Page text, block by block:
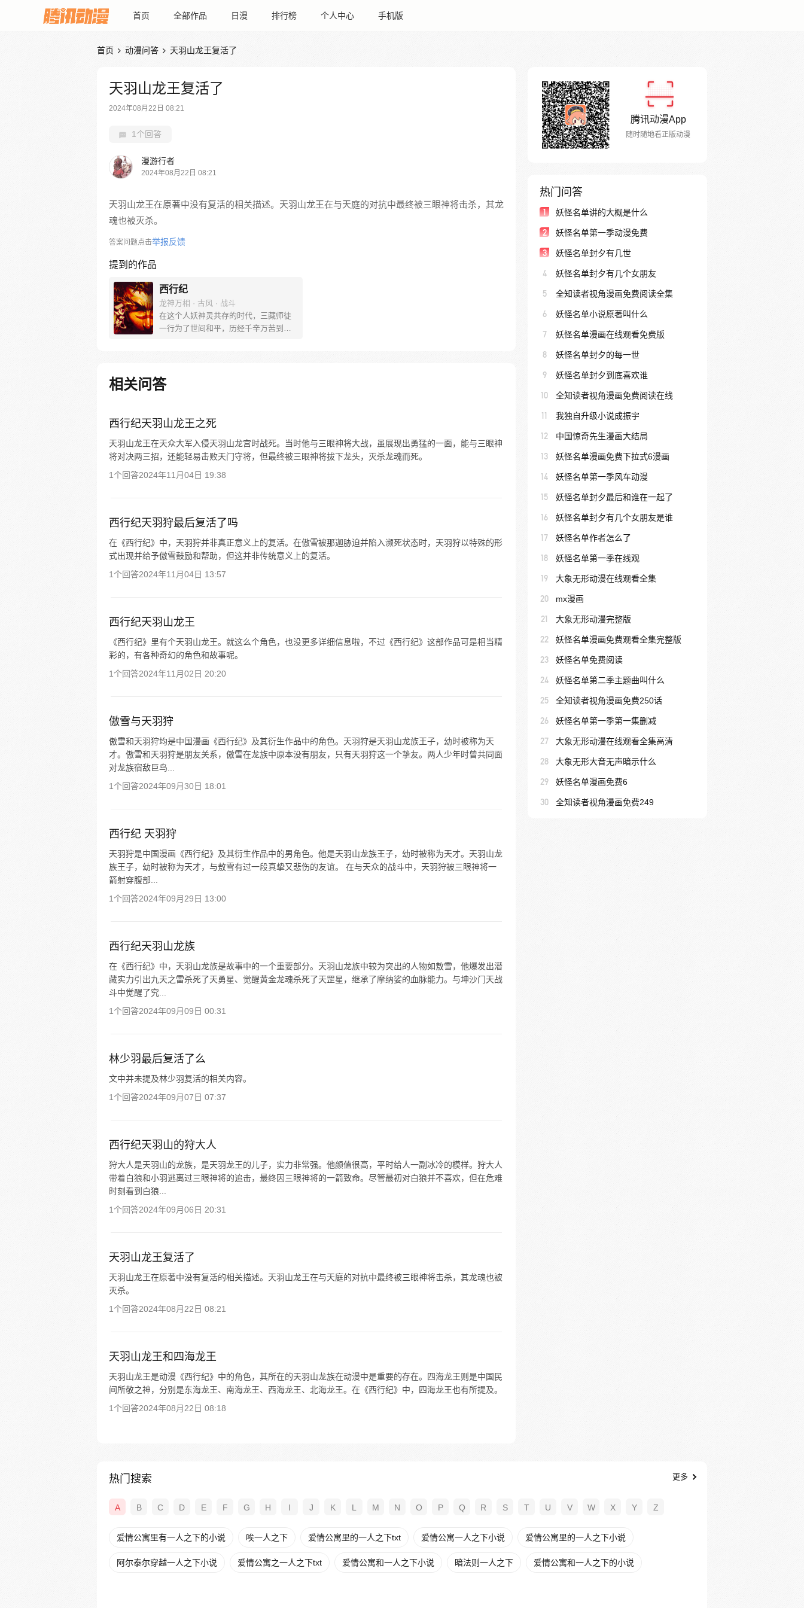
首页 全部作品 日漫 排行榜 个人中心 手机版
首页  动漫问答  天羽山龙王复活了
天羽山龙王复活了
2024年08月22日 08:21
1个回答
漫游行者
2024年08月22日 08:21
天羽山龙王在原著中没有复活的相关描述。天羽山龙王在与天庭的对抗中最终被三眼神将击杀，其龙
魂也被灭杀。
答案问题点击举报反馈
提到的作品
西行纪
龙神万相 · 古风 · 战斗
在这个人妖神灵共存的时代，三藏师徒
一行为了世间和平，历经千辛万苦到达
位，小狼妖白狼不辞万难，找到唐三藏
大法师，和他一起重新寻回徒弟们，组
旅……
相关问答
西行纪天羽山龙王之死
天羽山龙王在天众大军入侵天羽山龙宫时战死。当时他与三眼神将大战，虽展现出勇猛的一面，能与三眼神
将对决两三招，还能轻易击败天门守将，但最终被三眼神将拔下龙头，灭杀龙魂而死。
1个回答2024年11月04日 19:38
西行纪天羽狩最后复活了吗
在《西行纪》中，天羽狩并非真正意义上的复活。在傲雪被那迦胁迫并陷入濒死状态时，天羽狩以特殊的形
式出现并给予傲雪鼓励和帮助，但这并非传统意义上的复活。
1个回答2024年11月04日 13:57
西行纪天羽山龙王
《西行纪》里有个天羽山龙王。就这么个角色，也没更多详细信息啦，不过《西行纪》这部作品可是相当精
彩的，有各种奇幻的角色和故事呢。
1个回答2024年11月02日 20:20
傲雪与天羽狩
傲雪和天羽狩均是中国漫画《西行纪》及其衍生作品中的角色。天羽狩是天羽山龙族王子，幼时被称为天
才。傲雪和天羽狩是朋友关系，傲雪在龙族中原本没有朋友，只有天羽狩这一个挚友。两人少年时曾共同面
对龙族宿敌巨鸟...
1个回答2024年09月30日 18:01
西行纪 天羽狩
天羽狩是中国漫画《西行纪》及其衍生作品中的男角色。他是天羽山龙族王子，幼时被称为天才。天羽山龙
族王子，幼时被称为天才，与敖雪有过一段真挚又悲伤的友谊。 在与天众的战斗中，天羽狩被三眼神将一
箭射穿腹部...
1个回答2024年09月29日 13:00
西行纪天羽山龙族
在《西行纪》中，天羽山龙族是故事中的一个重要部分。天羽山龙族中较为突出的人物如敖雪，他爆发出潜
藏实力引出九天之雷杀死了天勇星、觉醒黄金龙魂杀死了天罡星，继承了摩纳娑的血脉能力。与坤沙门天战
斗中觉醒了究...
1个回答2024年09月09日 00:31
林少羽最后复活了么
文中并未提及林少羽复活的相关内容。
1个回答2024年09月07日 07:37
西行纪天羽山的狩大人
狩大人是天羽山的龙族，是天羽龙王的儿子，实力非常强。他颜值很高，平时给人一副冰冷的模样。狩大人
带着白狼和小羽逃离过三眼神将的追击，最终因三眼神将的一箭致命。尽管最初对白狼并不喜欢，但在危难
时刻看到白狼...
1个回答2024年09月06日 20:31
天羽山龙王复活了
天羽山龙王在原著中没有复活的相关描述。天羽山龙王在与天庭的对抗中最终被三眼神将击杀，其龙魂也被
灭杀。
1个回答2024年08月22日 08:21
天羽山龙王和四海龙王
天羽山龙王是动漫《西行纪》中的角色，其所在的天羽山龙族在动漫中是重要的存在。四海龙王则是中国民
间所敬之神，分别是东海龙王、南海龙王、西海龙王、北海龙王。在《西行纪》中，四海龙王也有所提及。
1个回答2024年08月22日 08:18
腾讯动漫App
随时随地看正版动漫
热门问答
1 妖怪名单讲的大概是什么
2 妖怪名单第一季动漫免费
3 妖怪名单封夕有几世
4 妖怪名单封夕有几个女朋友
5 全知读者视角漫画免费阅读全集
6 妖怪名单小说原著叫什么
7 妖怪名单漫画在线观看免费版
8 妖怪名单封夕的每一世
9 妖怪名单封夕到底喜欢谁
10 全知读者视角漫画免费阅读在线
11 我独自升级小说成振宇
12 中国惊奇先生漫画大结局
13 妖怪名单漫画免费下拉式6漫画
14 妖怪名单第一季风车动漫
15 妖怪名单封夕最后和谁在一起了
16 妖怪名单封夕有几个女朋友是谁
17 妖怪名单作者怎么了
18 妖怪名单第一季在线观
19 大象无形动漫在线观看全集
20 mx漫画
21 大象无形动漫完整版
22 妖怪名单漫画免费观看全集完整版
23 妖怪名单免费阅读
24 妖怪名单第二季主题曲叫什么
25 全知读者视角漫画免费250话
26 妖怪名单第一季第一集删减
27 大象无形动漫在线观看全集高清
28 大象无形大音无声暗示什么
29 妖怪名单漫画免费6
30 全知读者视角漫画免费249
热门搜索 更多
A B C D E F G H I J K L M N O P Q R S T U V W X Y Z
爱情公寓里有一人之下的小说 唉一人之下 爱情公寓里的一人之下txt 爱情公寓一人之下小说 爱情公寓里的一人之下小说
阿尔泰尔穿越一人之下小说 爱情公寓之一人之下txt 爱情公寓和一人之下小说 暗法则一人之下 爱情公寓和一人之下的小说